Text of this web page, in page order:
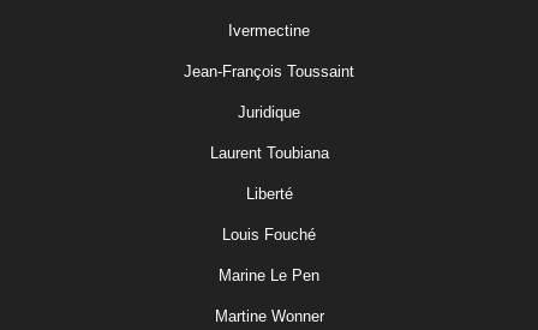
Ivermectine
Jean-François Toussaint
Juridique
Laurent Toubiana
Liberté
Louis Fouché
Marine Le Pen
Martine Wonner